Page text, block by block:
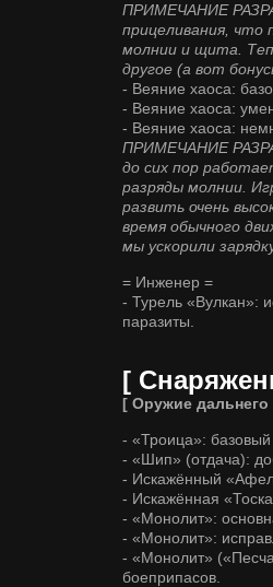
ПРИМЕЧАНИЕ
прицеливания, что
молнии и щита.
другое (а вот
- Веяние хаоса:
- Веяние хаоса:
- Веяние хаоса:
ПРИМЕЧАНИЕ
до сих пор
разряды молнии.
развить очень
время обычного
мы ускорили
= Инженер =
- Турель «Вулкан»:
паразиты.
[
[ Оружие дальнего
- «Троица»: базовый
- «Шип» (отдача):
- Искажённый
- Искажённая
- «Монолит»:
- «Монолит»:
- «Монолит»
боеприпасов.